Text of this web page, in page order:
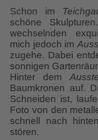
Schon im
schöne
wechselnden
mich jedoch im
zugehe. Dabei
sonnigen
Hinter dem
Baumkronen auf.
Schneiden ist,
Foto von den
schnell nach
stören.